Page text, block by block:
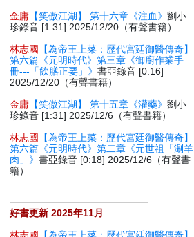
金庸 【笑傲江湖】 第十六章《注血》劉小
珍錄音 [1:31] 2025/12/20（有聲書籍）
林志國
【為帝王上菜：歷代宮廷御醫傳奇】
第六篇《元明時代》第三章《御廚作業手
冊---「飲膳正要」》書亞錄音 [0:16]
2025/12/20（有聲書籍）
金庸 【笑傲江湖】 第十五章《灌藥》劉小
珍錄音 [1:31] 2025/12/6（有聲書籍）
林志國
【為帝王上菜：歷代宮廷御醫傳奇】
第六篇《元明時代》第二章《元世祖「涮羊
肉」》書亞錄音 [0:18] 2025/12/6（有聲書
籍）
好書更新 2025年11月